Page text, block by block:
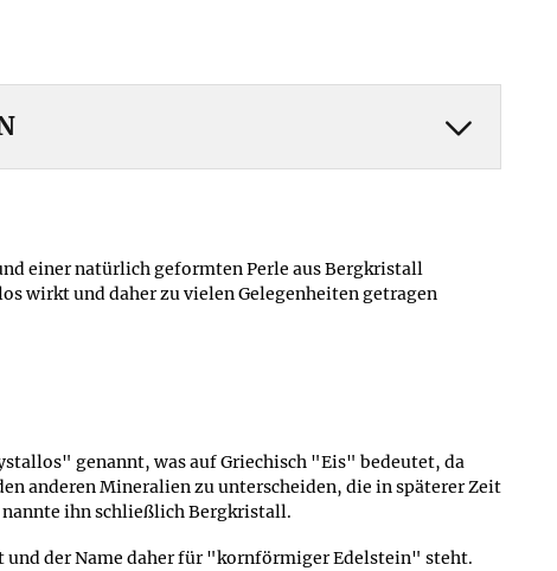
einer natürlich geformten Perle aus Bergkristall
wirkt und daher zu vielen Gelegenheiten getragen
genannt, was auf Griechisch "Eis" bedeutet, da
anderen Mineralien zu unterscheiden, die in späterer Zeit
ihn schließlich Bergkristall.
der Name daher für "kornförmiger Edelstein" steht.